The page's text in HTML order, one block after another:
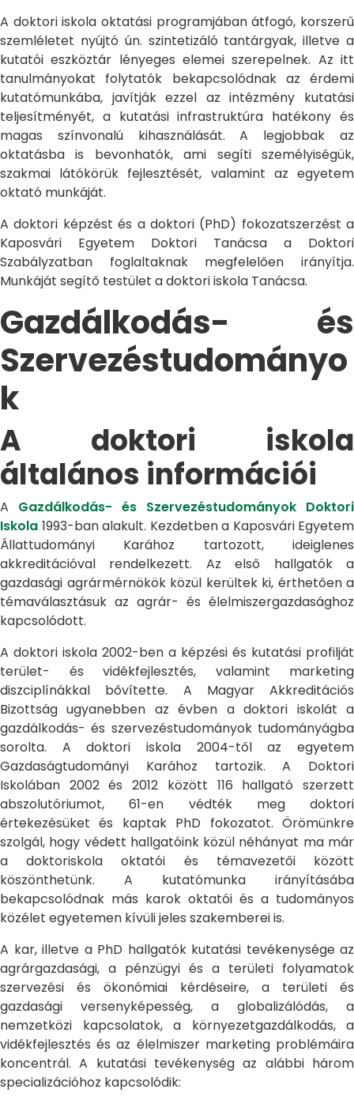
A doktori iskola oktatási programjában átfogó, korszerű
szemléletet nyújtó ún. szintetizáló tantárgyak, illetve a
kutatói eszköztár lényeges elemei szerepelnek. Az itt
tanulmányokat folytatók bekapcsolódnak az érdemi
kutatómunkába, javítják ezzel az intézmény kutatási
teljesítményét, a kutatási infrastruktúra hatékony és
magas színvonalú kihasználását. A legjobbak az
oktatásba is bevonhatók, ami segíti személyiségük,
szakmai látókörük fejlesztését, valamint az egyetem
oktató munkáját.
A doktori képzést és a doktori (PhD) fokozatszerzést a
Kaposvári Egyetem Doktori Tanácsa a Doktori
Szabályzatban foglaltaknak megfelelően irányítja.
Munkáját segítő testület a doktori iskola Tanácsa.
Gazdálkodás- és
Szervezéstudományo
k
A doktori iskola
általános információi
A Gazdálkodás- és Szervezéstudományok Doktori
Iskola 1993-ban alakult. Kezdetben a Kaposvári Egyetem
Állattudományi Karához tartozott, ideiglenes
akkreditációval rendelkezett. Az első hallgatók a
gazdasági agrármérnökök közül kerültek ki, érthetően a
témaválasztásuk az agrár- és élelmiszergazdasághoz
kapcsolódott.
A doktori iskola 2002-ben a képzési és kutatási profilját
terület- és vidékfejlesztés, valamint marketing
diszciplínákkal bővítette. A Magyar Akkreditációs
Bizottság ugyanebben az évben a doktori iskolát a
gazdálkodás- és szervezéstudományok tudományágba
sorolta. A doktori iskola 2004-től az egyetem
Gazdaságtudományi Karához tartozik. A Doktori
Iskolában 2002 és 2012 között 116 hallgató szerzett
abszolutóriumot, 61-en védték meg doktori
értekezésüket és kaptak PhD fokozatot. Örömünkre
szolgál, hogy védett hallgatóink közül néhányat ma már
a doktoriskola oktatói és témavezetői között
köszönthetünk. A kutatómunka irányításába
bekapcsolódnak más karok oktatói és a tudományos
közélet egyetemen kívüli jeles szakemberei is.
A kar, illetve a PhD hallgatók kutatási tevékenysége az
agrárgazdasági, a pénzügyi és a területi folyamatok
szervezési és ökonómiai kérdéseire, a területi és
gazdasági versenyképesség, a globalizálódás, a
nemzetközi kapcsolatok, a környezetgazdálkodás, a
vidékfejlesztés és az élelmiszer marketing problémáira
koncentrál. A kutatási tevékenység az alábbi három
specializációhoz kapcsolódik: